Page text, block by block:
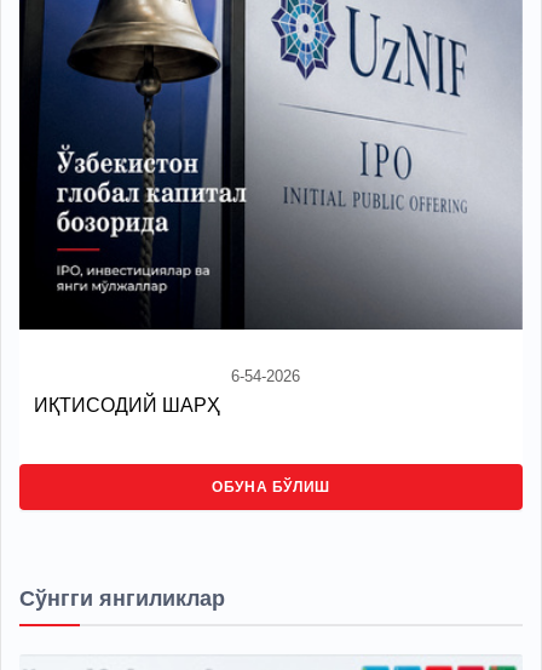
6-54-2026
ИҚТИСОДИЙ ШАРҲ
ОБУНА БЎЛИШ
Сўнгги янгиликлар